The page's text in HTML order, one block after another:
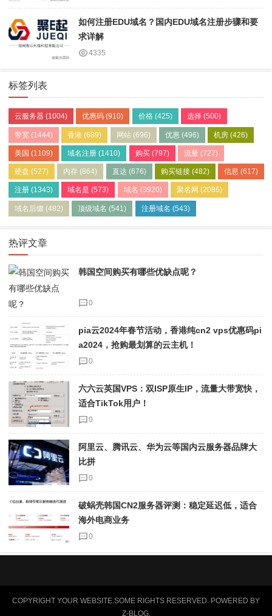
如何注册EDU域名？国内EDU域名注册步骤和要
求详解
4335
标签列表
云服务器 (1004) 优惠码 (910) 价格(425) 选择(500)
带宽 (1444) 香港 (689) 网站(696) 优惠(496) 机房 (426)
美国 (1109) 域名注册 (1410) 购买(797) 流量(727)
硬盘 (527) 内存 (864) 直达 (676) 购买链接(482) 信息 (617)
注册 (1343) 域名是 (573) 域名 (3920) 聚名网 (2086)
域名后缀 (482) 顶级域名 (541) 注册域名 (543)
热评文章
韩国空间购买有哪些优缺点呢？
0
pia云2024年春节活动，香港纯cn2 vps优惠码pi
a2024，抢购最划算的云主机！
0
六六云英国VPS：双ISP原生IP，流量大带宽快，
适合TikTok用户！
0
阿里云、腾讯云、华为云等国内云服务器品牌大
比拼
0
破蜗壳韩国CN2服务器评测：稳定延迟低，适合
海外电商业务
0
COPYRIGHT YOUR WEBSITE.SOME RIGHTS RESERVED. POWERED BY
Z-BLOG.